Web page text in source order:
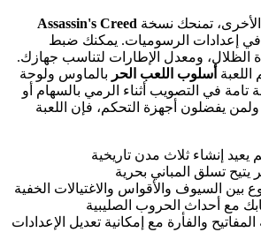
تمنحك نسخة Assassin's Creed
في إعدادات الرسوميات. يمكنك ضبط
الظلال، ومعدل الإطارات لتناسب جهازك.
أسلوب اللعب الحر بالماوس ولوحة
تامة في التصويب أثناء الرمي بالسهام أو
ولمن يفضلون أجهزة التحكم، فإن اللعبة
إنشاء ثلاث مدن تاريخية
تسلق المباني بحرية
بين السيوف والأقواس والاغتيالات الخفية
مع أحداث الحروب الصليبية
والفأرة مع إمكانية تعديل الإعدادات